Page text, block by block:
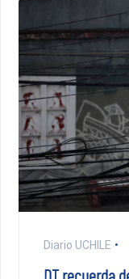
Diario UCHILE
DT recuerda